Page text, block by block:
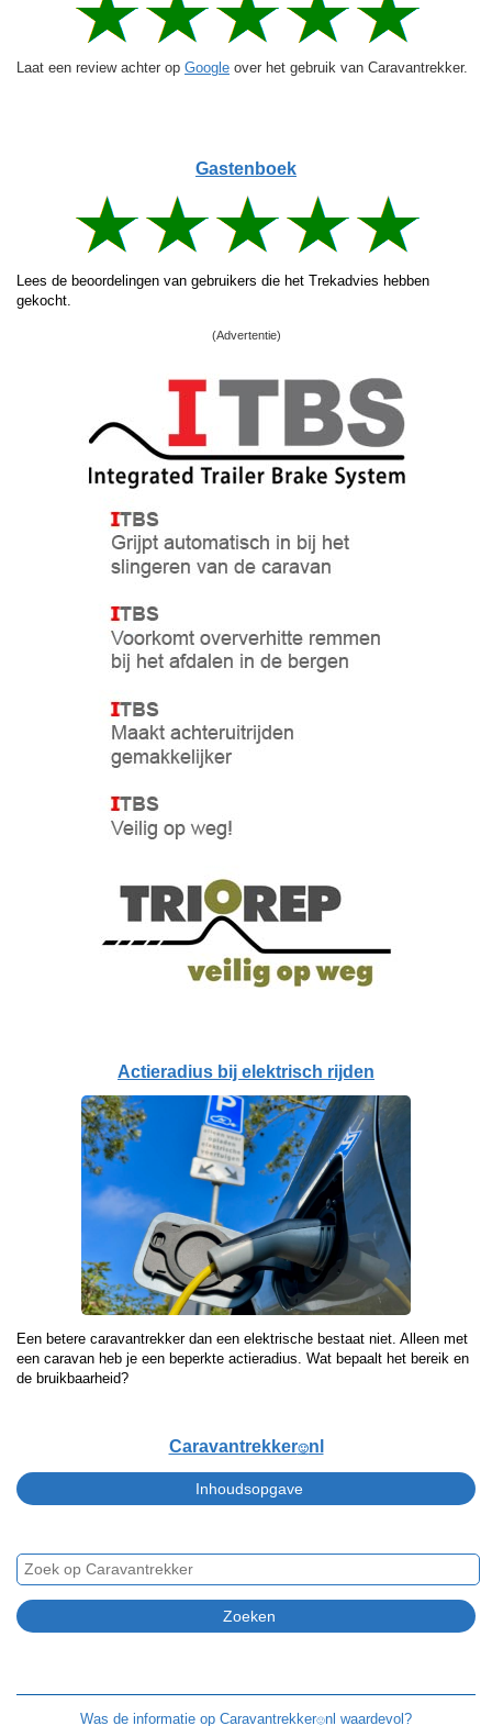
Laat een review achter op Google over het gebruik van Caravantrekker.
Gastenboek
Lees de beoordelingen van gebruikers die het Trekadvies hebben
gekocht.
(Advertentie)
Actieradius bij elektrisch rijden
Een betere caravantrekker dan een elektrische bestaat niet. Alleen met
een caravan heb je een beperkte actieradius. Wat bepaalt het bereik en
de bruikbaarheid?
Caravantrekker🙂nl
Was de informatie op Caravantrekker🙂nl waardevol?